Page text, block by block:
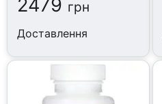
2479 грн
Доставлення